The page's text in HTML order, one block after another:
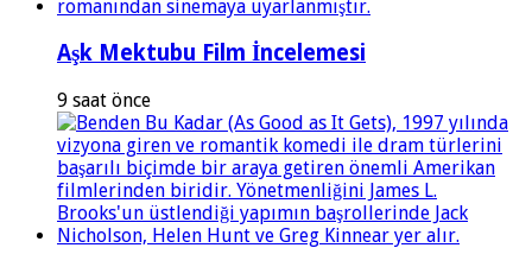
Aşk Mektubu Film İncelemesi
9 saat önce